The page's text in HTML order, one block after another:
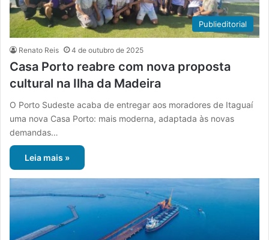
Publieditorial
Renato Reis 4 de outubro de 2025
Casa Porto reabre com nova proposta
cultural na Ilha da Madeira
O Porto Sudeste acaba de entregar aos moradores de Itaguaí
uma nova Casa Porto: mais moderna, adaptada às novas
demandas…
Leia mais »